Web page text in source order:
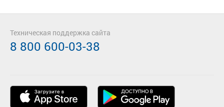
Техническая поддержка сайта
8 800 600-03-38